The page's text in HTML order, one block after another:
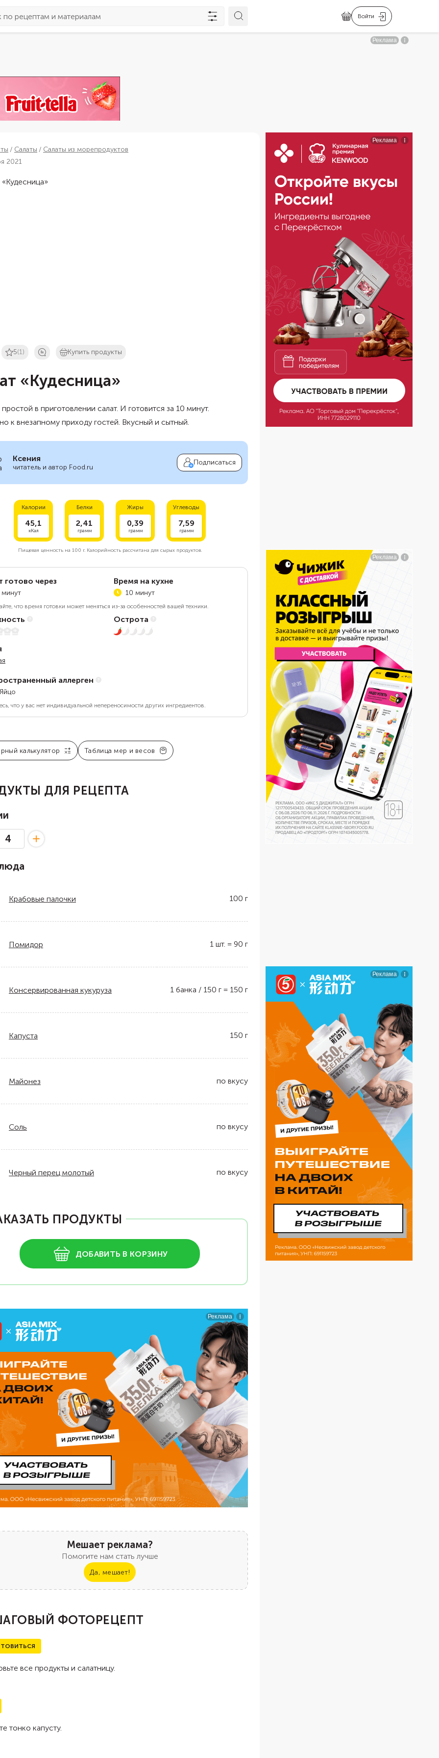
Войти
Салаты
Салаты из морепродуктов
2021
5(1) Купить продукты
«Кудесница»
в приготовлении салат. И готовится за 10 минут.
к внезапному приходу гостей. Вкусный и сытный.
Ксения
читатель и автор Food.ru
Подписаться
Калории
45,1
кКал
Белки
2,41
грамм
Жиры
0,39
грамм
Углеводы
7,59
грамм
Пищевая ценность на 100 г.Калорийность рассчитана для сырых продуктов.
готово через
минут
Время на кухне
10 минут
что время готовки может меняться из-за особенностей вашей техники.
Острота
1 из 5
аллерген
что у вас нет индивидуальной непереносимости других ингредиентов.
калькулятор Таблица мер и весов
ДЛЯ РЕЦЕПТА
Крабовые палочки 100 г
Помидор 1 шт. = 90 г
Консервированная кукуруза 1 банка / 150 г = 150 г
Капуста 150 г
Майонез по вкусу
Соль по вкусу
Черный перец молотый по вкусу
ПРОДУКТЫ
ДОБАВИТЬ В КОРЗИНУ
Мешает реклама?
Помогите нам стать лучше
Да, мешает!
ФОТОРЕЦЕПТ
все продукты и салатницу.
тонко капусту.